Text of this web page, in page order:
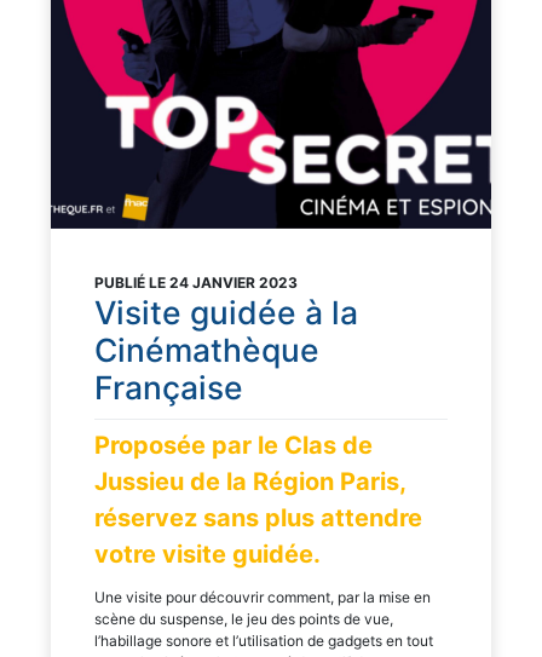
PUBLIÉ LE 24 JANVIER 2023
Visite guidée à la
Cinémathèque
Française
Proposée par le Clas de
Jussieu de la Région Paris,
réservez sans plus attendre
votre visite guidée.
Une visite pour découvrir comment, par la mise en
scène du suspense, le jeu des points de vue,
l’habillage sonore et l’utilisation de gadgets en tout